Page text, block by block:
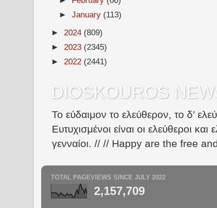
►January (113)
► 2024 (809)
► 2023 (2345)
► 2022 (2441)
DIOSKOUROS
Το εύδαιμον το ελεύθερον, το δ’
Ευτυχισμένοι είναι οι ελεύθεροι και
γενναίοι. // // Happy are the free
TOTAL PAGEVIEWS SINCE JULY 2022
2,157,709